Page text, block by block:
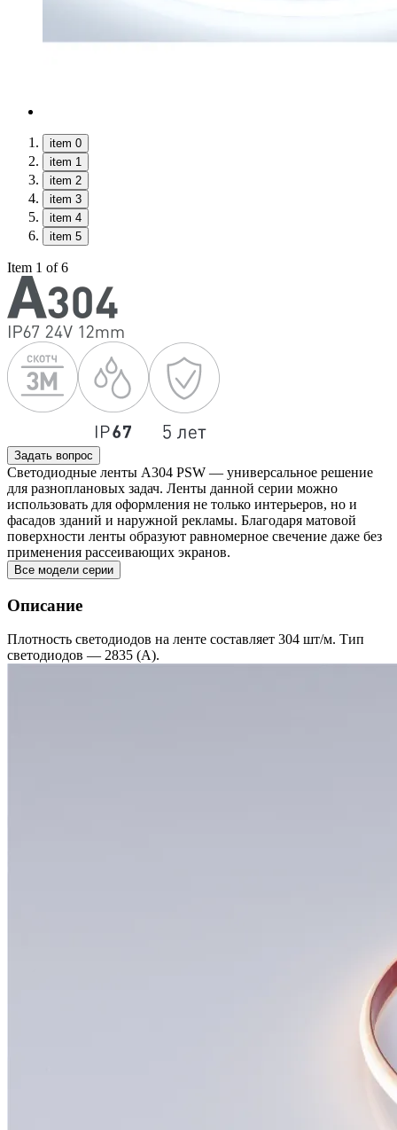
item 0
item 1
item 2
item 3
item 4
item 5
Item 1 of 6
Задать вопрос
Светодиодные ленты A304 PSW — универсальное решение
для разноплановых задач. Ленты данной серии можно
использовать для оформления не только интерьеров, но и
фасадов зданий и наружной рекламы. Благодаря матовой
поверхности ленты образуют равномерное свечение даже без
применения рассеивающих экранов.
Все модели серии
Описание
Плотность светодиодов на ленте составляет 304 шт/м. Тип
светодиодов — 2835 (A).